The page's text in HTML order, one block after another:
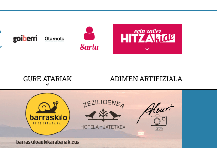
Sartu
GURE ATARIAK ADIMEN ARTIFIZIALA